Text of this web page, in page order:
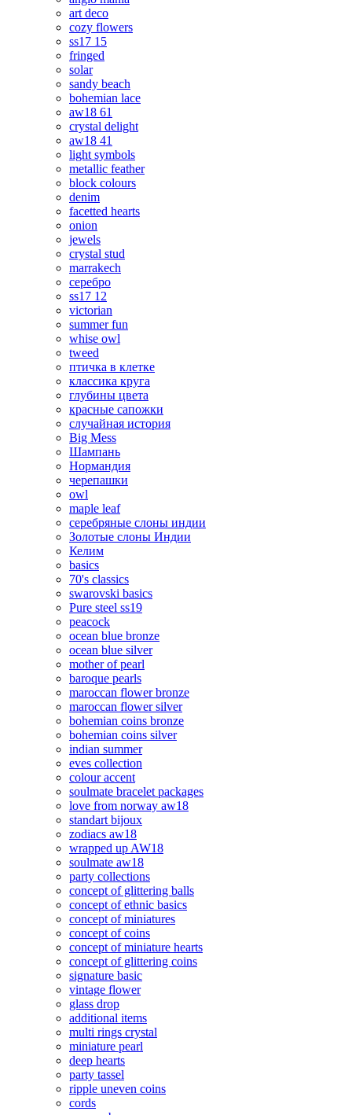
art deco
cozy flowers
ss17 15
fringed
solar
sandy beach
bohemian lace
aw18 61
crystal delight
aw18 41
light symbols
metallic feather
block colours
denim
facetted hearts
onion
jewels
crystal stud
marrakech
серебро
ss17 12
victorian
summer fun
whise owl
tweed
птичка в клетке
классика круга
глубины цвета
красные сапожки
случайная история
Big Mess
Шампань
Нормандия
черепашки
owl
maple leaf
серебряные слоны индии
Золотые слоны Индии
Келим
basics
70's classics
swarovski basics
Pure steel ss19
peacock
ocean blue bronze
ocean blue silver
mother of pearl
baroque pearls
maroccan flower bronze
maroccan flower silver
bohemian coins bronze
bohemian coins silver
indian summer
eves collection
colour accent
soulmate bracelet packages
love from norway aw18
standart bijoux
zodiacs aw18
wrapped up AW18
soulmate aw18
party collections
concept of glittering balls
concept of ethnic basics
concept of miniatures
concept of coins
concept of miniature hearts
concept of glittering coins
signature basic
vintage flower
glass drop
additional items
multi rings crystal
miniature pearl
deep hearts
party tassel
ripple uneven coins
cords